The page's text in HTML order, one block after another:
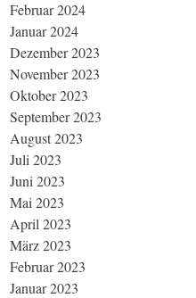
Februar 2024
Januar 2024
Dezember 2023
November 2023
Oktober 2023
September 2023
August 2023
Juli 2023
Juni 2023
Mai 2023
April 2023
März 2023
Februar 2023
Januar 2023